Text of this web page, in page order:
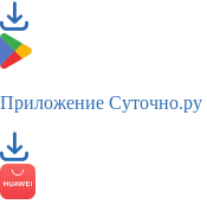
Приложение Суточно.ру